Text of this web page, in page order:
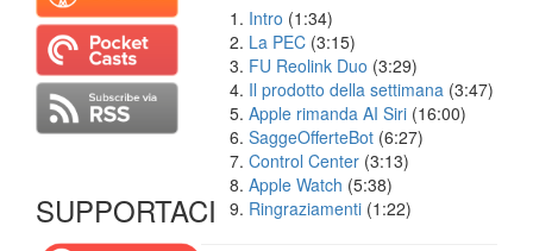
SUPPORTACI
Intro (1:34)
La PEC (3:15)
FU Reolink Duo (3:29)
Il prodotto della settimana (3:47)
Apple rimanda AI Siri (16:00)
SaggeOfferteBot (6:27)
Control Center (3:13)
Apple Watch (5:38)
Ringraziamenti (1:22)